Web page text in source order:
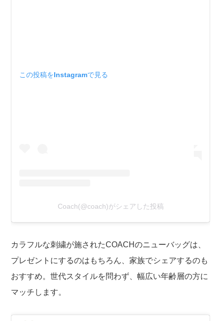
この投稿をInstagramで見る
Coach(@coach)がシェアした投稿
カラフルな刺繍が施されたCOACHのニューバッグは、
プレゼントにするのはもちろん、家族でシェアするのも
おすすめ。世代スタイルを問わず、幅広い年齢層の方に
マッチします。